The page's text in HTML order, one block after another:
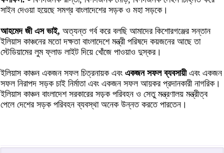
সাইন দেওয়া হয়েছে সমগ্র বাংলাদেশের সড়ক ও মহা সড়কে।
আহমেদ জী এস ভাই, অত্যন্ত গর্ব করে বলছি আমাদের কিশোরগঞ্জের সন্তান
ইলিয়াস কাঞ্চনের মতো দক্ষতা বাংলাদেশে মন্ত্রী পরিষদে কয়জনের আছে তা
স্টেডিয়ামের লুম ফ্লাড লাইট দিয়ে খোঁজে পাওয়াও দুস্কর।
ইলিয়াস কাঞ্চন একজন সফল চিত্রনায়ক এবং একজন সফল ব্যবসায়ীএবং একজন
সফল নিরাপদ সড়ক চাই নির্মাতা এবং একজন সফল আয়কর প্রদানকারী নাগরিক।
ইলিয়াস কাঞ্চন বাংলাদেশ সরকারের সড়ক পরিবহন ও সেতু মন্ত্রণালয় মন্ত্রীত্ব
পেলে দেশের সড়ক পরিবহন ব্যবস্থা অনেক উন্নত করতে পারতেন।